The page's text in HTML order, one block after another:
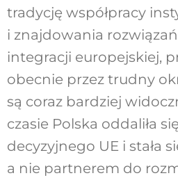
tradycję współpracy
i znajdowania
integracji europejskiej,
obecnie przez trudny
są coraz bardziej
czasie Polska oddaliła
decyzyjnego UE i stała
a nie partnerem do